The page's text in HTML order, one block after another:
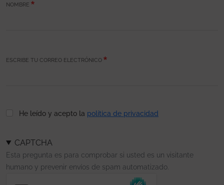
NOMBRE
ESCRIBE TU CORREO ELECTRÓNICO
He leído y acepto la política de privacidad
CAPTCHA
Esta pregunta es para comprobar si usted es un visitante
humano y prevenir envíos de spam automatizado.